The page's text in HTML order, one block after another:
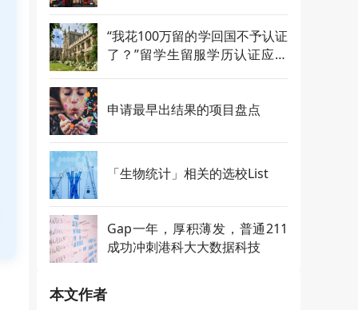
“我花100万留的学回国不予认证
了？”留学生留服学历认证应该
申请最早出结果的项目盘点
「生物统计」相关的选校List
Gap一年，厚积薄发，普通211
成功冲刺港科大大数据科技
本文作者